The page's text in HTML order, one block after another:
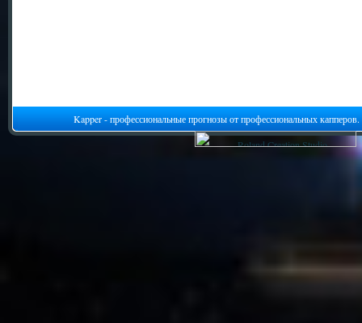
Kapper - профессиональные прогнозы от профессиональных